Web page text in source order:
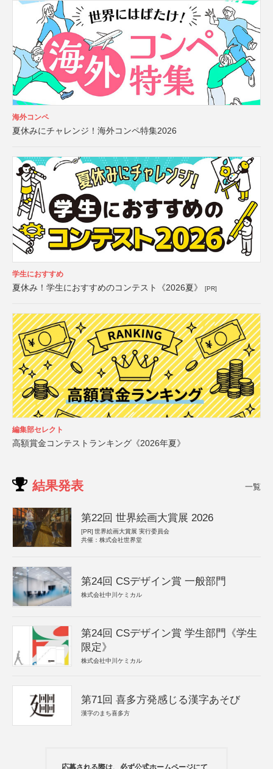
海外コンペ
夏休みにチャレンジ！海外コンペ特集2026
学生におすすめ
夏休み！学生におすすめのコンテスト《2026夏》 [PR]
編集部セレクト
高額賞金コンテストランキング《2026年夏》
結果発表 一覧
第22回 世界絵画大賞展 2026
[PR] 世界絵画大賞展 実行委員会
共催：株式会社世界堂
第24回 CSデザイン賞 一般部門
株式会社中川ケミカル
第24回 CSデザイン賞 学生部門《学生
限定》
株式会社中川ケミカル
第71回 喜多方発感じる漢字あそび
漢字のまち喜多方
応募される際は、必ず公式ホームページにて